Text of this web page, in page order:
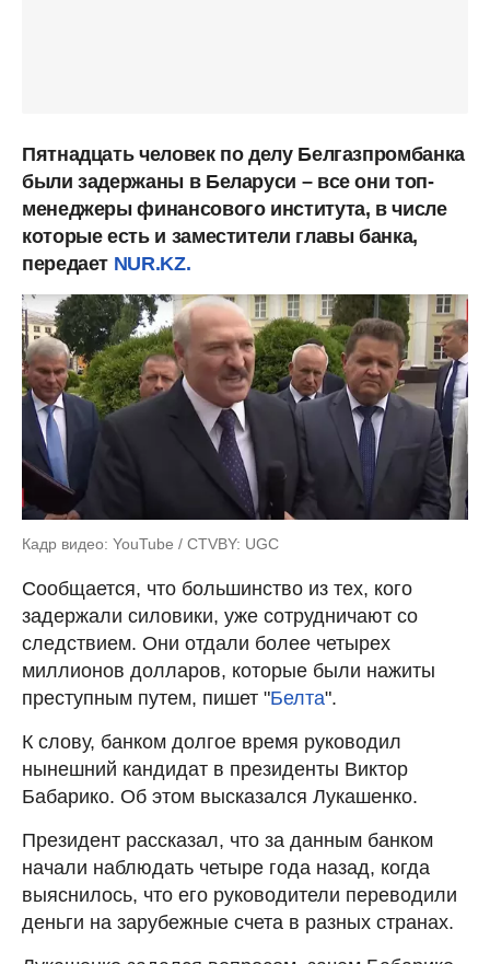
Пятнадцать человек по делу Белгазпромбанка
были задержаны в Беларуси – все они топ-
менеджеры финансового института, в числе
которые есть и заместители главы банка,
передает NUR.KZ.
Кадр видео: YouTube / CTVBY: UGC
Сообщается, что большинство из тех, кого
задержали силовики, уже сотрудничают со
следствием. Они отдали более четырех
миллионов долларов, которые были нажиты
преступным путем, пишет "Белта".
К слову, банком долгое время руководил
нынешний кандидат в президенты Виктор
Бабарико. Об этом высказался Лукашенко.
Президент рассказал, что за данным банком
начали наблюдать четыре года назад, когда
выяснилось, что его руководители переводили
деньги на зарубежные счета в разных странах.